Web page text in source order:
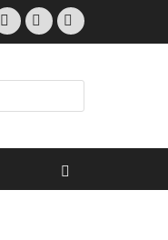
Skype Web Teléfono